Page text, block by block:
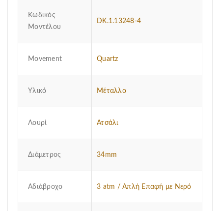
Κωδικός
Μοντέλου
DK.1.13248-4
Μovement Quartz
Υλικό Μέταλλο
Λουρί Ατσάλι
Διάμετρος 34mm
Αδιάβροχο 3 atm / Απλή Επαφή με Νερό